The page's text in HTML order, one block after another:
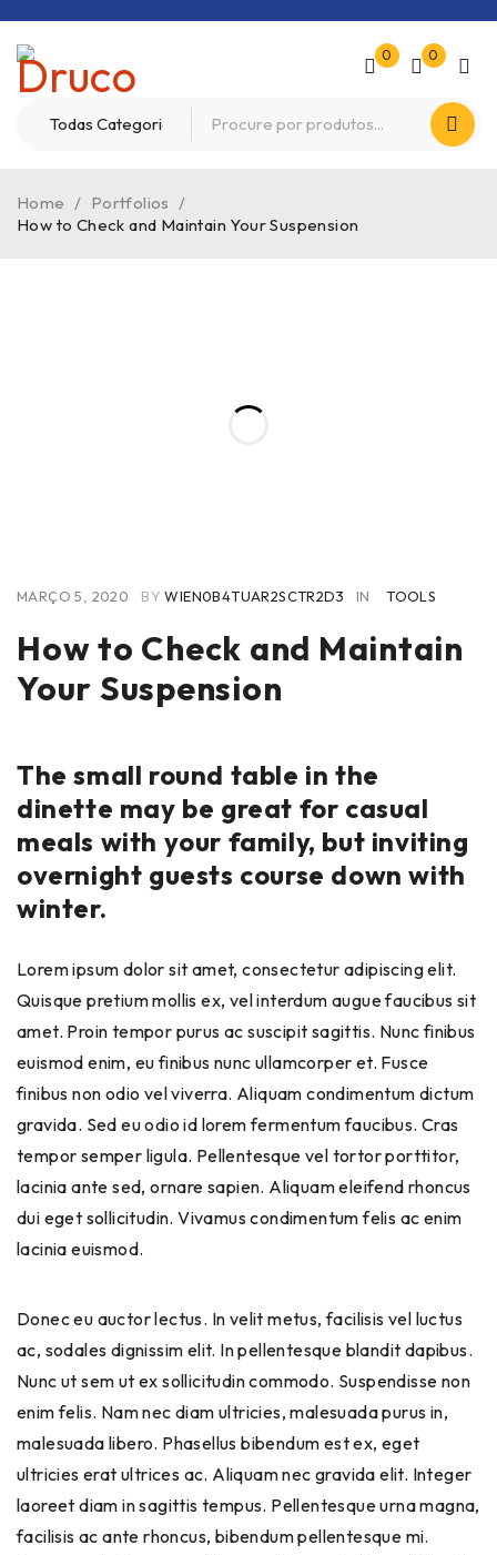
0 0
Home / Portfolios /
How to Check and Maintain Your Suspension
MARÇO 5, 2020 BY WIEN0B4TUAR2SCTR2D3 IN TOOLS
How to Check and Maintain
Your Suspension
The small round table in the
dinette may be great for casual
meals with your family, but inviting
overnight guests course down with
winter.
Lorem ipsum dolor sit amet, consectetur adipiscing elit.
Quisque pretium mollis ex, vel interdum augue faucibus sit
amet. Proin tempor purus ac suscipit sagittis. Nunc finibus
euismod enim, eu finibus nunc ullamcorper et. Fusce
finibus non odio vel viverra. Aliquam condimentum dictum
gravida. Sed eu odio id lorem fermentum faucibus. Cras
tempor semper ligula. Pellentesque vel tortor porttitor,
lacinia ante sed, ornare sapien. Aliquam eleifend rhoncus
dui eget sollicitudin. Vivamus condimentum felis ac enim
lacinia euismod.
Donec eu auctor lectus. In velit metus, facilisis vel luctus
ac, sodales dignissim elit. In pellentesque blandit dapibus.
Nunc ut sem ut ex sollicitudin commodo. Suspendisse non
enim felis. Nam nec diam ultricies, malesuada purus in,
malesuada libero. Phasellus bibendum est ex, eget
ultricies erat ultrices ac. Aliquam nec gravida elit. Integer
laoreet diam in sagittis tempus. Pellentesque urna magna,
facilisis ac ante rhoncus, bibendum pellentesque mi.